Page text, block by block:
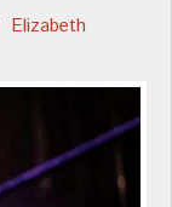
Elizabeth